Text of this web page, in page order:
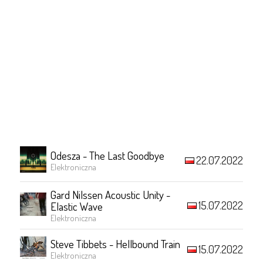
Odesza - The Last Goodbye
Elektroniczna 22.07.2022
Gard Nilssen Acoustic Unity -
Elastic Wave
Elektroniczna
15.07.2022
Steve Tibbets - Hellbound Train
Elektroniczna 15.07.2022